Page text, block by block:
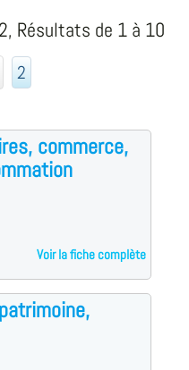
Résultats de 1 à 10
2
commerce,
Voir la fiche complète